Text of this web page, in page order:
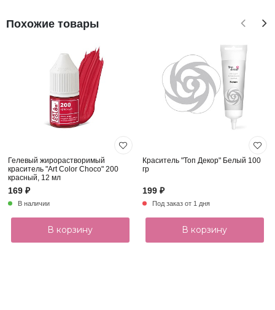
Похожие товары
Гелевый жирорастворимый
краситель "Art Color Choco" 200
красный, 12 мл
169 ₽
В наличии
В корзину
Краситель "Топ Декор" Белый 100
гр
199 ₽
Под заказ от 1 дня
В корзину